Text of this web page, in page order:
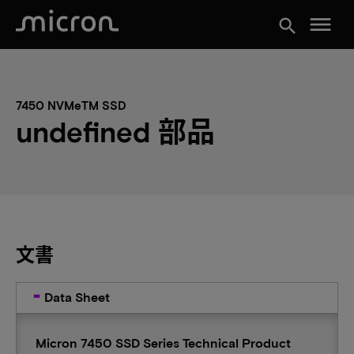
search menu
7450 NVMeTM SSD
undefined 部品
文書
Data Sheet
Micron 7450 SSD Series Technical Product